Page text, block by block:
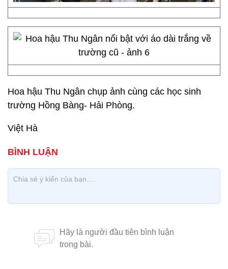
Hoa hậu Thu Ngân chụp ảnh cùng các học sinh
trường Hồng Bàng- Hải Phòng.
Việt Hà